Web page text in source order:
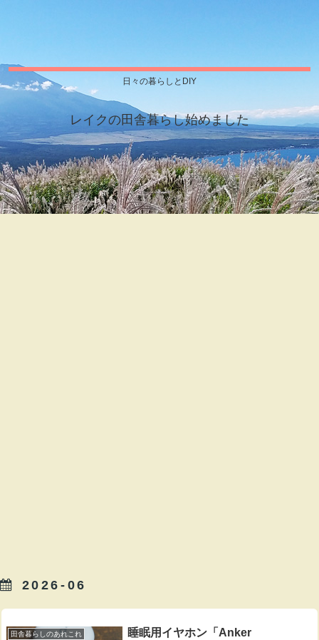
日々の暮らしとDIY
レイクの田舎暮らし始めました
2026-06
田舎暮らしのあれこれ
睡眠用イヤホン「Anker